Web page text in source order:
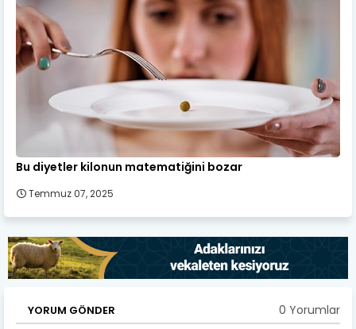
Bu diyetler kilonun matematiğini bozar
Temmuz 07, 2025
YORUM GÖNDER 0 Yorumlar